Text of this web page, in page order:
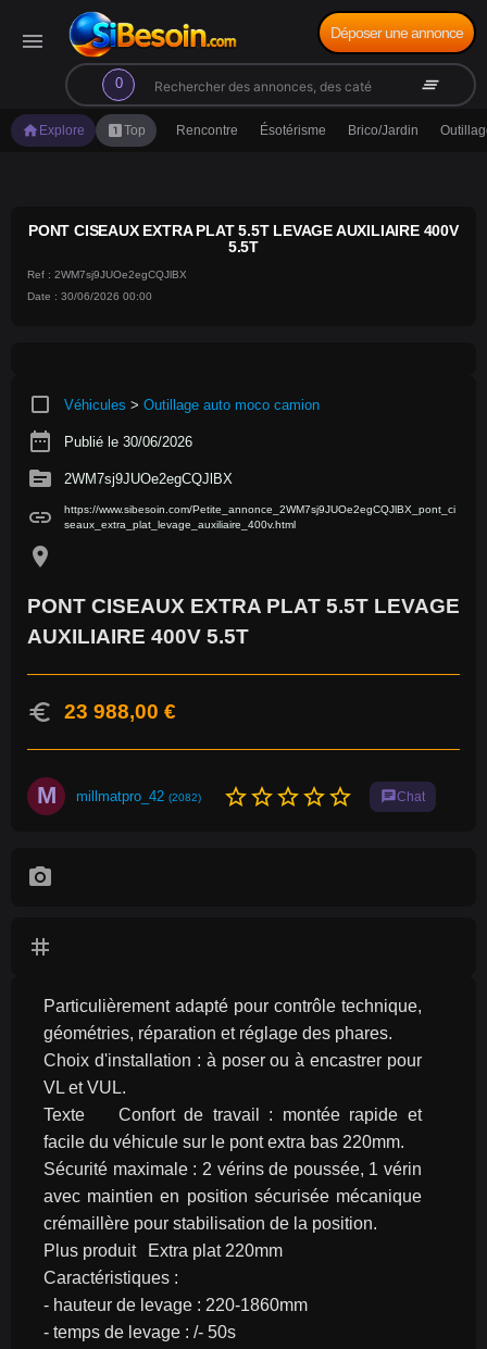
menu
0
search clear_all
Déposer une annonce
home Explore looks_oneTop Rencontre Ésotérisme Brico/Jardin
PONT CISEAUX EXTRA PLAT 5.5T LEVAGE AUXILIAIRE 400V
5.5T
Ref : 2WM7sj9JUOe2egCQJlBX
Date : 30/06/2026 00:00
crop_square Véhicules > Outillage auto moco camion
date_range Publié le 30/06/2026
source 2WM7sj9JUOe2egCQJlBX
link
https://www.sibesoin.com/Petite_annonce_2WM7sj9JUOe2egCQJlBX_pont_ci
seaux_extra_plat_levage_auxiliaire_400v.html
location_on
PONT CISEAUX EXTRA PLAT 5.5T LEVAGE
AUXILIAIRE 400V 5.5T
euro 23 988,00 €
M millmatpro_42 (2082) star_borderstar_borderstar_borderstar_borderstar_border chatChat
photo_camera
tag
Particulièrement adapté pour contrôle technique,
géométries, réparation et réglage des phares.
Choix d'installation : à poser ou à encastrer pour
VL et VUL.
Texte	Confort de travail : montée rapide et
facile du véhicule sur le pont extra bas 220mm.
Sécurité maximale : 2 vérins de poussée, 1 vérin
avec maintien en position sécurisée mécanique
crémaillère pour stabilisation de la position.
Plus produit	Extra plat 220mm
Caractéristiques :
- hauteur de levage : 220-1860mm
- temps de levage : /- 50s